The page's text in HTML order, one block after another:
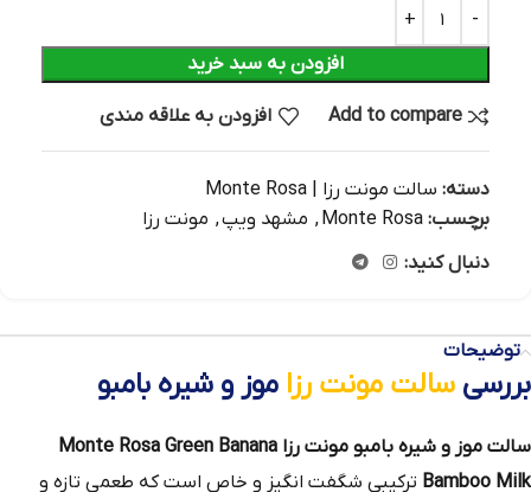
افزودن به سبد خرید
Add to compare افزودن به علاقه مندی
دسته: سالت مونت رزا | Monte Rosa
برچسب: Monte Rosa
, مشهد ویپ, مونت رزا
دنبال کنید:
توضیحات
بررسی سالت مونت رزا موز و شیره بامبو
سالت موز و شیره بامبو مونت رزا Monte Rosa Green Banana
Bamboo Milk ترکیبی شگفت‌ انگیز و خاص است که طعمی تازه و